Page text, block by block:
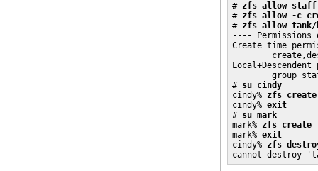
# zfs allow staff
# zfs allow -c
# zfs allow tank/
----
Create time
group
# su cindy
cindy% zfs create
cindy% exit
# su mark
mark% zfs create
mark% exit
cindy% zfs
cannot destroy